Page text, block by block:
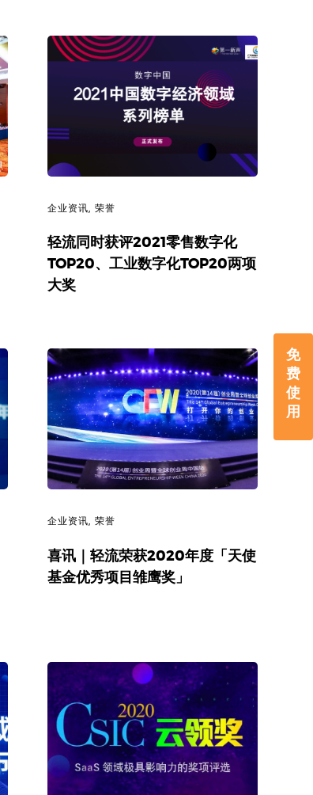
免
费
使
用
企业资讯, 荣誉
轻流同时获评2021零售数字化
TOP20、工业数字化TOP20两项
大奖
企业资讯, 荣誉
喜讯｜轻流荣获2020年度「天使
基金优秀项目雏鹰奖」